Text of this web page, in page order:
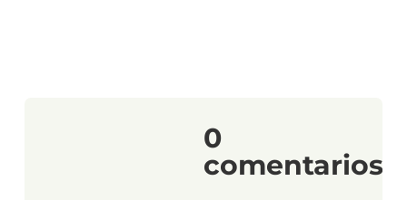
0
comentarios